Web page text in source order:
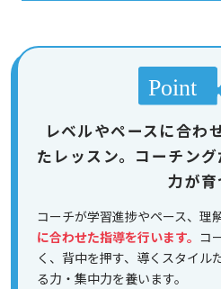
レベルやペースに合わ
たレッスン。コーチン
力が育
コーチが学習進捗やペース、理
に合わせた指導を行います。 コ
く、背中を押す、導くスタイル
る力・集中力を養います。